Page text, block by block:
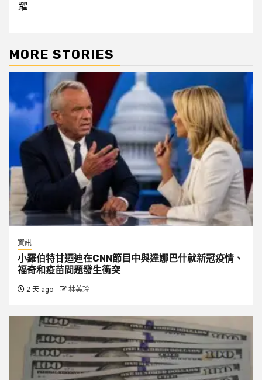
躍
MORE STORIES
資訊
小羅伯特甘迺迪在CNN節目中與達娜巴什就新冠疫情、
福奇和疫苗問題發生衝突
2 天 ago 林美玲